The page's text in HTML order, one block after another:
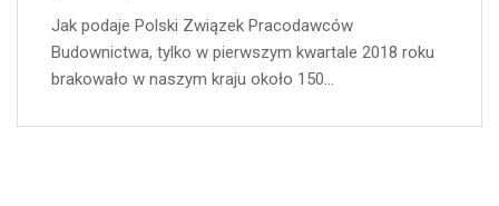
Jak podaje Polski Związek Pracodawców
Budownictwa, tylko w pierwszym kwartale 2018 roku
brakowało w naszym kraju około 150…